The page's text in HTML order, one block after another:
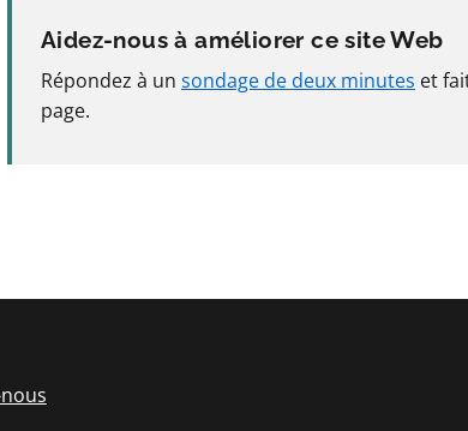
Aidez-nous à améliorer ce site Web
Répondez à un sondage de deux minutes et
page.